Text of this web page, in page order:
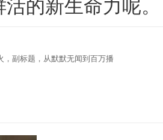
的新生命力呢。
，副标题，从默默无闻到百万播